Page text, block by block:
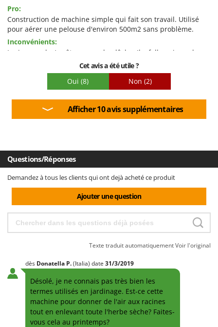
Qualité / Prix
Facilité de montage
Emballage
Pro:
Construction de machine simple qui fait son travail. Utilisé
pour aérer une pelouse d'environ 500m2 sans problème.
Inconvénients:
Levier marche/arrêt avec cordon lâche. Il a fallu agir sur le
registre des câbles (déjà à la limite) pour éviter que la
machine ne s'éteigne pendant l'utilisation.
Cet avis a été utile ?
Oui (8) Non (2)
Afficher 10 avis supplémentaires
Questions/Réponses
Demandez à tous les clients qui ont dejà acheté ce produit
Ajouter une question
Texte traduit automatiquementVoir l'original
dès Donatella P.(Italia) date 31/3/2019
Désolé, je ne connais pas très bien les
termes utilisés en jardinage. Est-ce cette
machine pour donner de l'air aux racines
tout en enlevant toute l'herbe sèche? Faites-
vous cela au printemps?